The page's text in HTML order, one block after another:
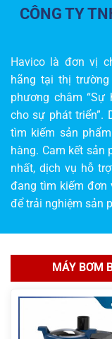
CÔNG TY
Havico là đơn vị
hãng tại thị
phương châm
cho sự phát triển”.
tìm kiếm sản
hàng. Cam kết sản
nhất, dịch vụ hỗ
đang tìm kiếm đơn
để trải nghiệm sản
MÁY BƠM